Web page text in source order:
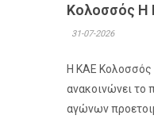
Κολοσσός
31-07-2026
Η ΚΑΕ Κολοσσός
ανακοινώνει το
αγώνων